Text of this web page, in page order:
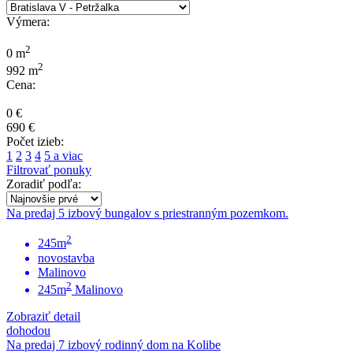
Výmera:
0 m2
992 m2
Cena:
0 €
690 €
Počet izieb:
1 2 3 4 5 a viac
Filtrovať ponuky
Zoradiť podľa:
Na predaj 5 izbový bungalov s priestranným pozemkom.
245m2
novostavba
Malinovo
245m2 Malinovo
Zobraziť detail
dohodou
Na predaj 7 izbový rodinný dom na Kolibe